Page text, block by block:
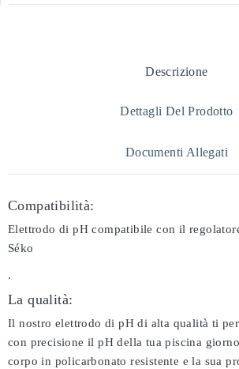
Descrizione
Dettagli Del Prodotto
Documenti Allegati
Compatibilità:
Elettrodo di pH compatibile con il
Séko
.
La qualità:
Il nostro elettrodo di pH di alta qualità ti
con precisione il pH della tua piscina
corpo in policarbonato resistente e la sua